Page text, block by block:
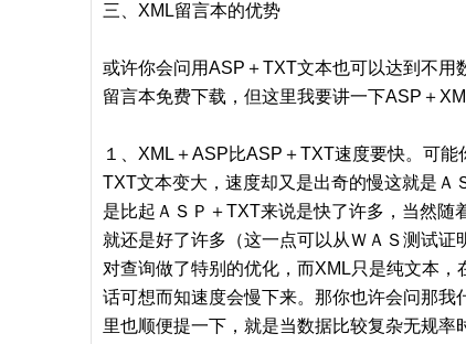
三、XML留言本的优势
或许你会问用ASP＋TXT文本也可以达到不
留言本免费下载，但这里我要讲一下ASP＋
１、XML＋ASP比ASP＋TXT速度要快。可
TXT文本变大，速度却又是出奇的慢这就是
是比起ＡＳＰ＋TXT来说是快了许多，当然
就还是好了许多（这一点可以从ＷＡＳ测试
对查询做了特别的优化，而XML只是纯文本
话可想而知速度会慢下来。那你也许会问那
里也顺便提一下，就是当数据比较复杂无规